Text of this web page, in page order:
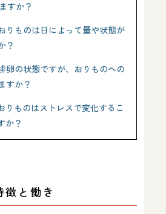
すか？
りものは日によって量や状態が
？
卵の状態ですが、おりものへの
すか？
りものはストレスで変化するこ
か？
徴と働き